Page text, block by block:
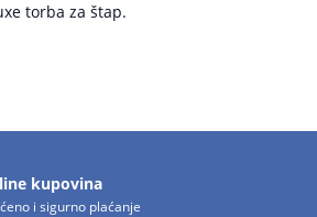
torba za štap.
kupovina
i sigurno plaćanje